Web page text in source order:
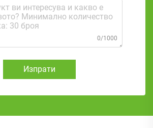
0/1000
Изпрати